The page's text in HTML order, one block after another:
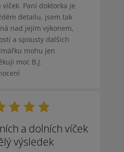
Paní doktorka je
detailu, jsem tak
nad jejím výkonem,
a spousty dalších
mohu jen
moc B.J.
a dolních víček
výsledek